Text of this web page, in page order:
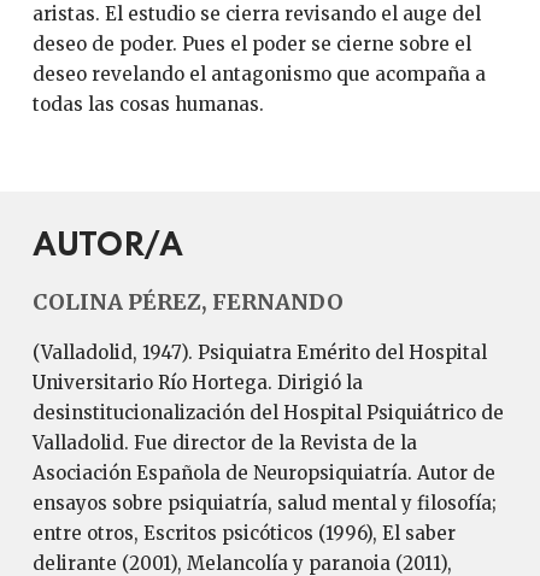
aristas. El estudio se cierra revisando el auge del
deseo de poder. Pues el poder se cierne sobre el
deseo revelando el antagonismo que acompaña a
todas las cosas humanas.
AUTOR/A
COLINA PÉREZ, FERNANDO
(Valladolid, 1947). Psiquiatra Emérito del Hospital
Universitario Río Hortega. Dirigió la
desinstitucionalización del Hospital Psiquiátrico de
Valladolid. Fue director de la Revista de la
Asociación Española de Neuropsiquiatría. Autor de
ensayos sobre psiquiatría, salud mental y filosofía;
entre otros, Escritos psicóticos (1996), El saber
delirante (2001), Melancolía y paranoia (2011),